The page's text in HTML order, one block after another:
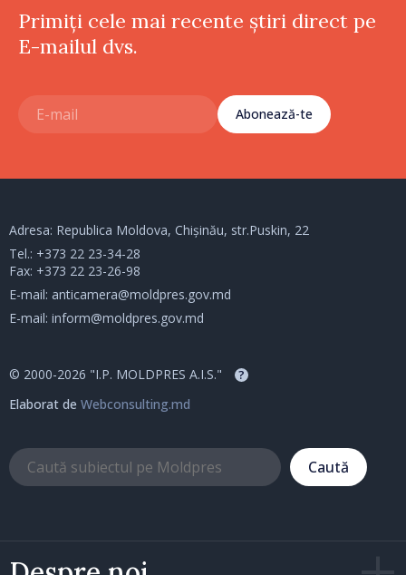
Primiți cele mai recente știri direct pe
E-mailul dvs.
Abonează-te
Adresa: Republica Moldova, Chișinău, str.Puskin, 22
Tel.: +373 22 23-34-28
Fax: +373 22 23-26-98
E-mail: anticamera@moldpres.gov.md
E-mail: inform@moldpres.gov.md
© 2000-2026 "I.P. MOLDPRES A.I.S." ?
Elaborat de Webconsulting.md
Caută